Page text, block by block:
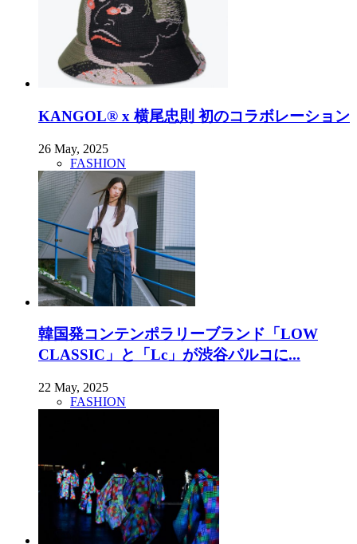
KANGOL® x 横尾忠則 初のコラボレーション
26 May, 2025
FASHION
韓国発コンテンポラリーブランド「LOW
CLASSIC」と「Lc」が渋谷パルコに...
22 May, 2025
FASHION